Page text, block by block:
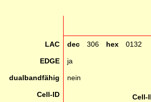
LAC dec 306 hex 0132
EDGE ja
dualbandfähig nein
Cell-ID
Cell-